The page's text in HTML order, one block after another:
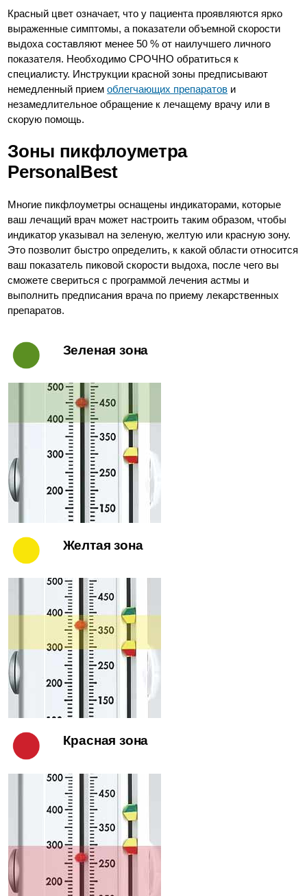
Красный цвет означает, что у пациента проявляются ярко
выраженные симптомы, а показатели объемной скорости
выдоха составляют менее 50 % от наилучшего личного
показателя. Необходимо СРОЧНО обратиться к
специалисту. Инструкции красной зоны предписывают
немедленный приемоблегчающих препаратов и
незамедлительное обращение к лечащему врачу или в
скорую помощь.
Зоны пикфлоуметра
PersonalBest
Многие пикфлоуметры оснащены индикаторами, которые
ваш лечащий врач может настроить таким образом, чтобы
индикатор указывал на зеленую, желтую или красную зону.
Это позволит быстро определить, к какой области относится
ваш показатель пиковой скорости выдоха, после чего вы
сможете свериться с программой лечения астмы и
выполнить предписания врача по приему лекарственных
препаратов.
Зеленая зона
Желтая зона
Красная зона